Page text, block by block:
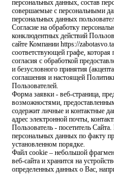
персональных данных, состав
совершаемые с персональными
персональных данных
Согласие на обработку
конклюдентных действий
сайте Компании https://
соответствующей графе,
согласия с обработкой
и безусловного принятия
соглашения и настоящей
Пользователей.
Форма заявки - веб-страница,
возможностями,
содержит личные и контактные
адрес электронной почты,
Пользователь - посетитель
персональных данных по факту
установленном порядке.
Файл cookie – небольшой
веб-сайта и хранится на
определенных данных о Вас,